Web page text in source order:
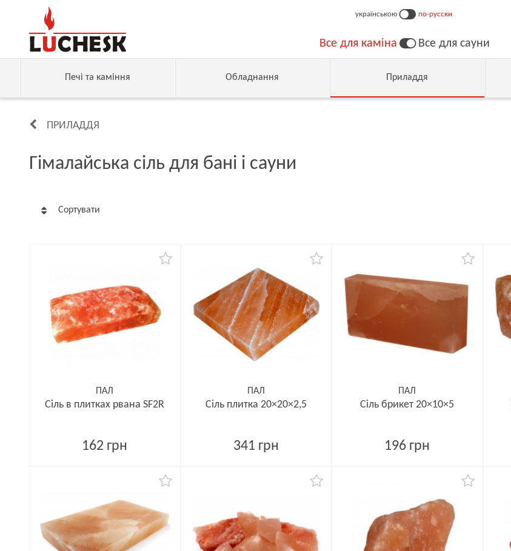
українською по-русски
Все для каміна Все для сауни
Печі та каміння Обладнання Приладдя
ПРИЛАДДЯ
Гімалайська сіль для бані і сауни
Сортувати
ПАЛ
Сіль в плитках рвана SF2R
162 грн
ПАЛ
Сіль плитка 20×20×2,5
341 грн
ПАЛ
Сіль брикет 20×10×5
196 грн